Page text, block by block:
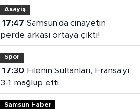
Asayiş
17:47
perde arkası ortaya çıktı!
Spor
17:30Filenin Sultanları, Fransa'yı
3-1 mağlup etti
Samsun Haber